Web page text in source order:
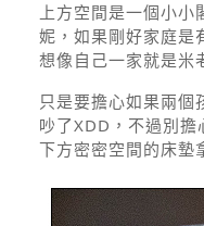
上方空間是一個小
妮，如果剛好家庭是
想像自己一家就是米
只是要擔心如果兩個
吵了XDD，不過別
下方密密空間的床墊